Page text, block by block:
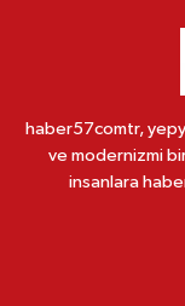
haber57comtr,
ve modernizmi
insanlara